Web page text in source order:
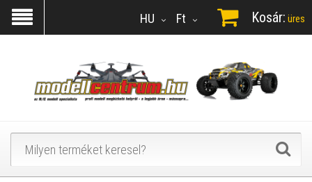
Ft
HU Kosár: üres